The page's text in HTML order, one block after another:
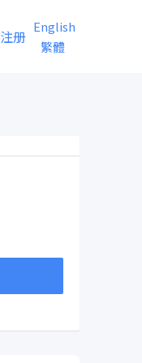
册
English
繁體